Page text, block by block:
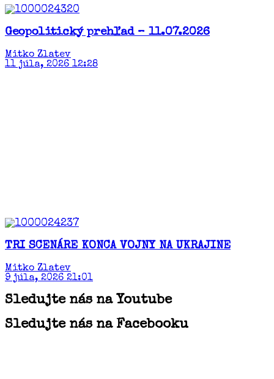
Geopolitický prehľad – 11.07.2026
Mitko Zlatev
11 júla, 2026 12:28
TRI SCENÁRE KONCA VOJNY NA UKRAJINE
Mitko Zlatev
9 júla, 2026 21:01
Sledujte nás na Youtube
Sledujte nás na Facebooku